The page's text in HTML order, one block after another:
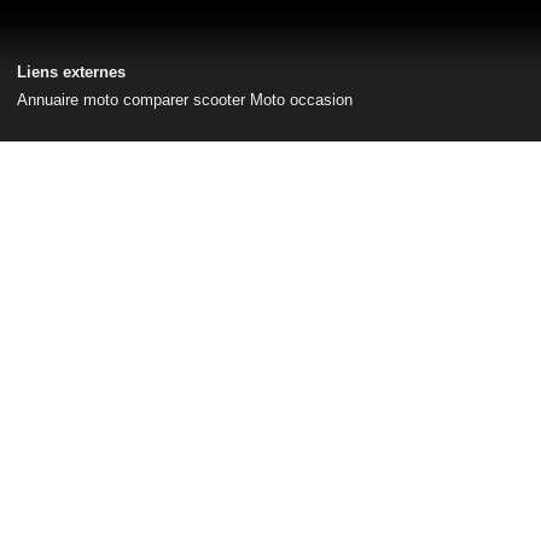
Liens externes
Annuaire moto comparer scooter Moto occasion